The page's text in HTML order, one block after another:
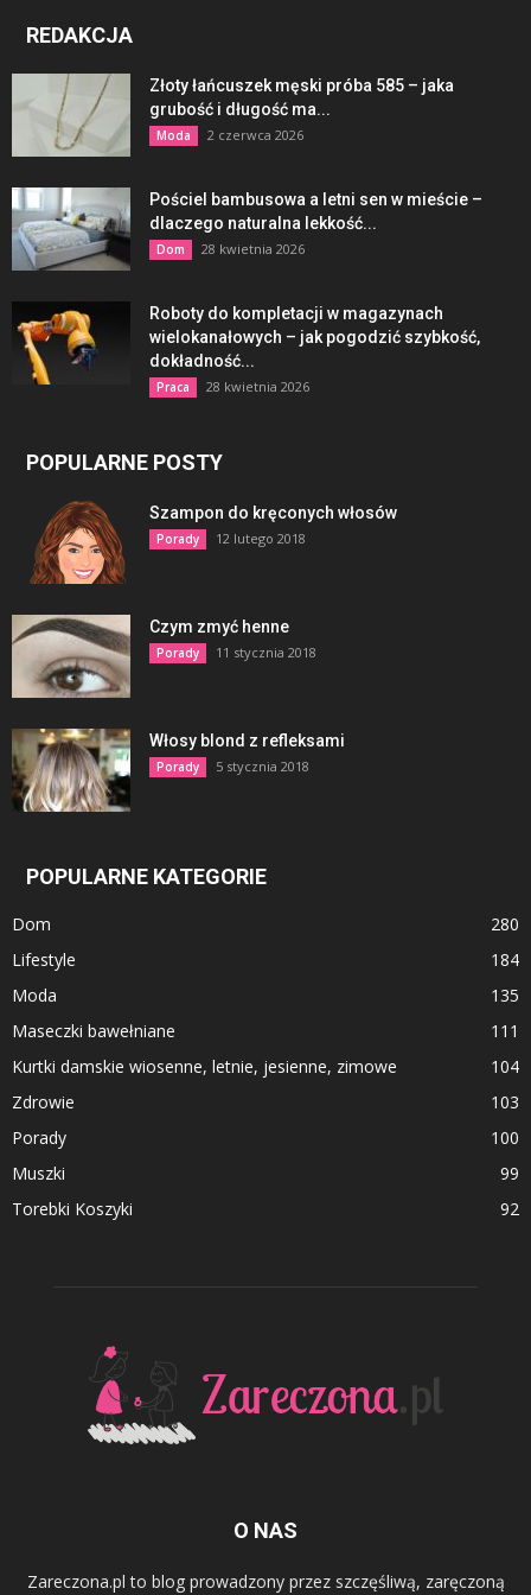
REDAKCJA
Złoty łańcuszek męski próba 585 – jaka
grubość i długość ma...
Moda 2 czerwca 2026
Pościel bambusowa a letni sen w mieście –
dlaczego naturalna lekkość...
Dom 28 kwietnia 2026
Roboty do kompletacji w magazynach
wielokanałowych – jak pogodzić szybkość,
dokładność...
Praca 28 kwietnia 2026
POPULARNE POSTY
Szampon do kręconych włosów
Porady 12 lutego 2018
Czym zmyć henne
Porady 11 stycznia 2018
Włosy blond z refleksami
Porady 5 stycznia 2018
POPULARNE KATEGORIE
Dom
280
Lifestyle
184
Moda
135
Maseczki bawełniane
111
Kurtki damskie wiosenne, letnie, jesienne, zimowe
104
Zdrowie
103
Porady
100
Muszki
99
Torebki Koszyki
92
O NAS
Zareczona.pl to blog prowadzony przez szczęśliwą, zaręczoną